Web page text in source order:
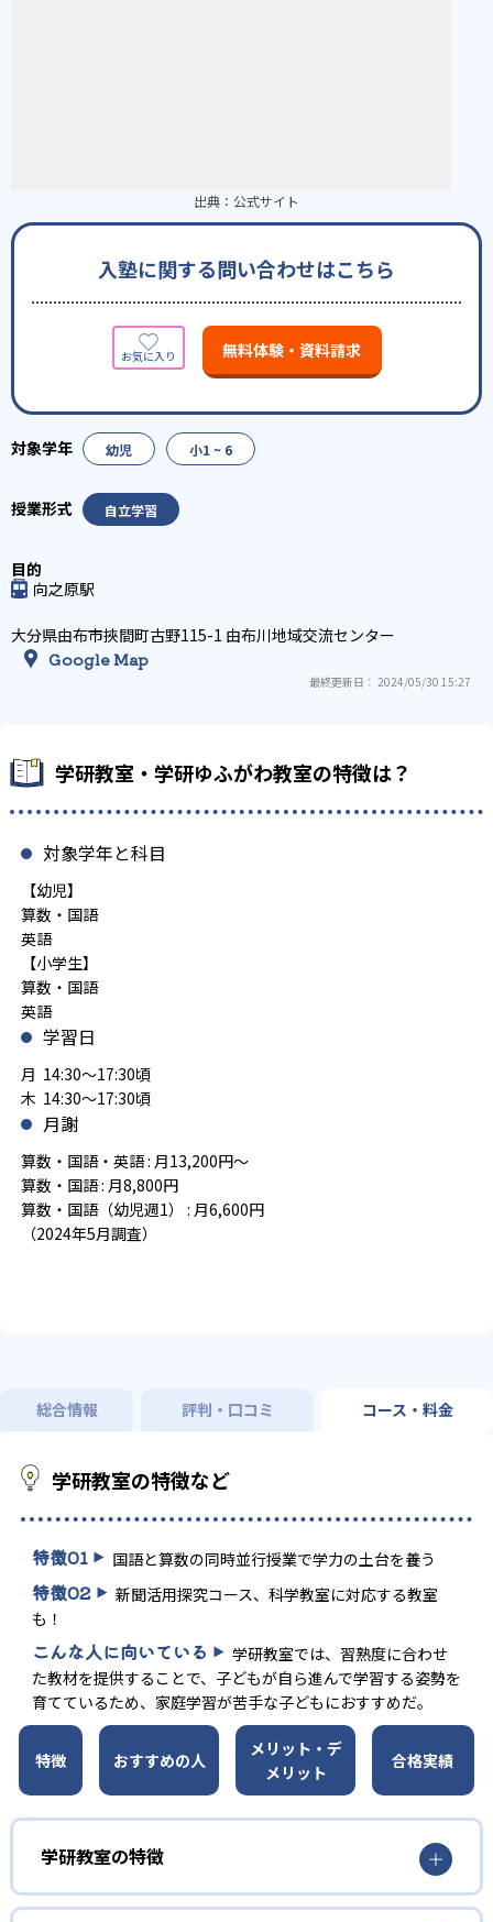
出典： 公式サイト
入塾に関する問い合わせはこちら
無料体験・資料請求
幼児 小1 ~ 6
自立学習
向之原駅
大分県由布市挾間町古野115-1 由布川地域交流センター
Google Map
最終更新日： 2024/05/30 15:27
学研教室・学研ゆふがわ教室の特徴は？
対象学年と科目
【幼児】
算数・国語
英語
【小学生】
算数・国語
英語
学習日
月 14:30～17:30頃
木 14:30～17:30頃
月謝
算数・国語・英語 : 月13,200円～
算数・国語 : 月8,800円
算数・国語（幼児週1） : 月6,600円
（2024年5月調査）
総合情報 評判・口コミ コース・料金
学研教室の特徴など
特徴01 国語と算数の同時並行授業で学力の土台を養う
特徴02
新聞活用探究コース、科学教室に対応する教室
も！
こんな人に向いている
学研教室では、習熟度に合わせ
た教材を提供することで、子どもが自ら進んで学習する姿勢を
育てているため、家庭学習が苦手な子どもにおすすめだ。
特徴 おすすめの人
メリット・デ
メリット
合格実績
学研教室の特徴
01